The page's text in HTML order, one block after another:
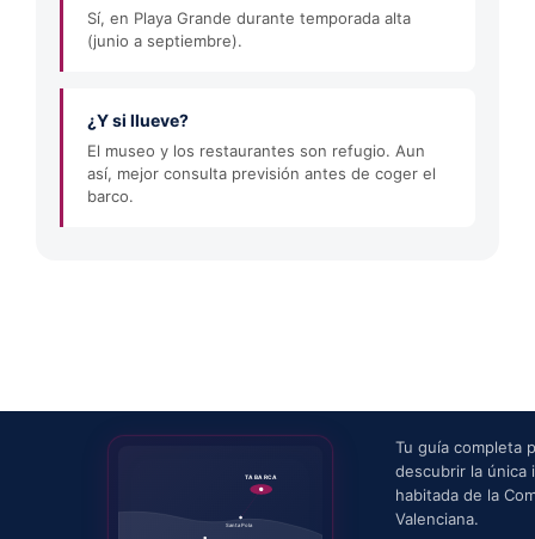
Sí, en Playa Grande durante temporada alta
(junio a septiembre).
¿Y si llueve?
El museo y los restaurantes son refugio. Aun
así, mejor consulta previsión antes de coger el
barco.
TABARCA
Santa Pola
Tu guía completa
descubrir la única
habitada de la
Valenciana.